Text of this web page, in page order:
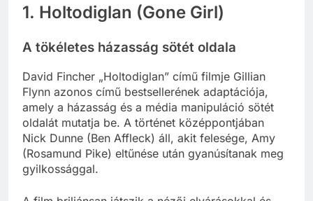
1. Holtodiglan (Gone Girl)
A tökéletes házasság sötét oldala
David Fincher „Holtodiglan” című filmje Gillian
Flynn azonos című bestsellerének adaptációja,
amely a házasság és a média manipuláció sötét
oldalát mutatja be. A történet középpontjában
Nick Dunne (Ben Affleck) áll, akit felesége, Amy
(Rosamund Pike) eltűnése után gyanúsítanak meg
gyilkossággal.